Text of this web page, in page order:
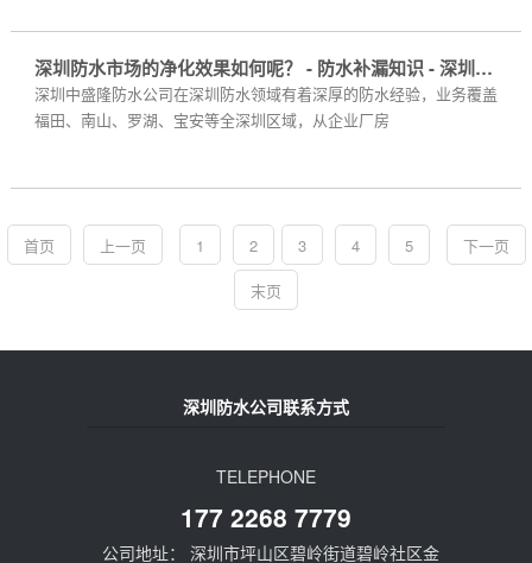
深圳防水市场的净化效果如何呢？ - 防水补漏知识 - 深圳房屋漏水维修
深圳中盛隆防水公司在深圳防水领域有着深厚的防水经验，业务覆盖
福田、南山、罗湖、宝安等全深圳区域，从企业厂房
首页 上一页 1 2 3 4 5
下一页
末页
深圳防水公司联系方式
TELEPHONE
177 2268 7779
公司地址： 深圳市坪山区碧岭街道碧岭社区金